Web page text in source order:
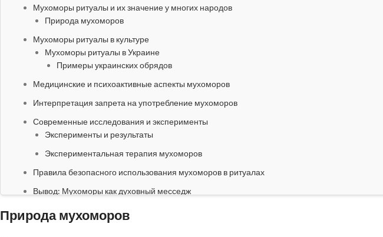
Мухоморы ритуалы и их значение у многих народов
Природа мухоморов
Мухоморы ритуалы в культуре
Мухоморы ритуалы в Украине
Примеры украинских обрядов
Медицинские и психоактивные аспекты мухоморов
Интерпретация запрета на употребление мухоморов
Современные исследования и эксперименты
Эксперименты и результаты
Экспериментальная терапия мухоморов
Правила безопасного использования мухоморов в ритуалах
Вывод: Мухоморы как духовный месседж
Природа мухоморов